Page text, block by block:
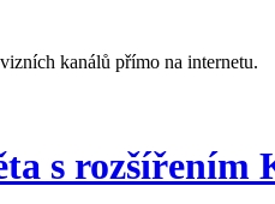
kanálů přímo na internetu.
s rozšířením